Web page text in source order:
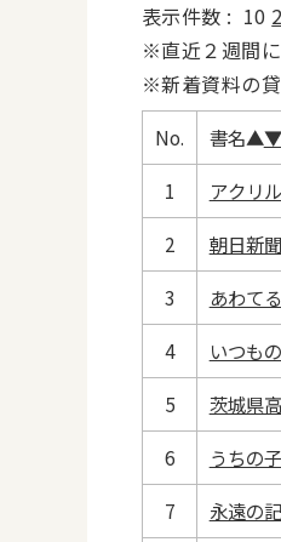
10
※直近２週間に
※新着資料の貸
No. 書名▲▼
1
アクリル
2
3
あわて
4
いつも
5
6
うちの
7
永遠の